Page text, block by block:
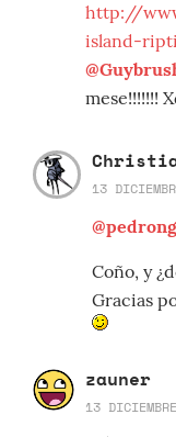
http://
island-
mese!!!!!!!
13
Coño, y
Gracias
zauner
13